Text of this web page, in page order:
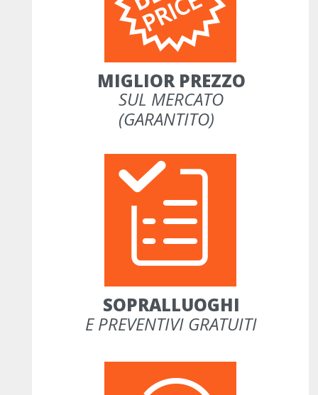
MIGLIOR PREZZO
SUL MERCATO
(GARANTITO)
SOPRALLUOGHI
E PREVENTIVI GRATUITI